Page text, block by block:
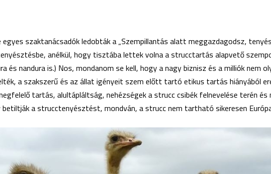
egyes szaktanácsadók ledobták a „Szempillantás alatt meggazdagodsz,
anélkül, hogy tisztába lettek volna a strucctartás alapvető
és nandura is.) Nos, mondanom se kell, hogy a nagy biznisz és a milliók nem
a szakszerű és az állat igényeit szem előtt tartó etikus tartás hiányából
tartás, alultápláltság, nehézségek a strucc csibék felnevelése terén és
a strucctenyésztést, mondván, a strucc nem tartható sikeresen